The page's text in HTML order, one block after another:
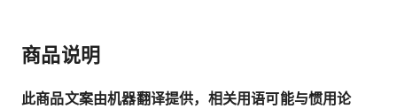
商品说明
此商品文案由机器翻译提供，相关用语可能与惯用论